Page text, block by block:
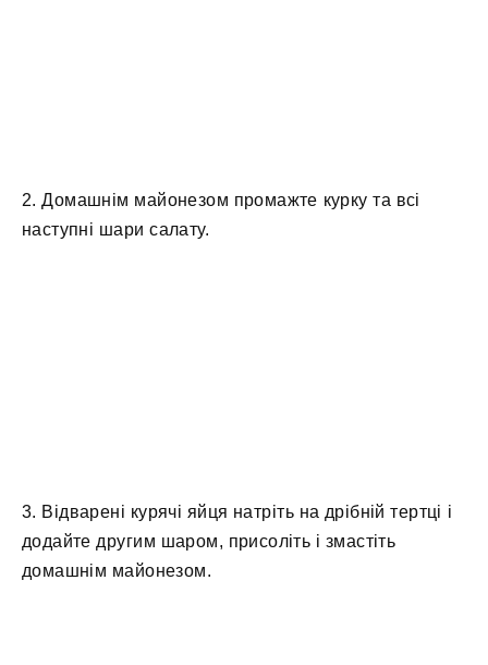
2. Домашнім майонезом промажте курку та всі
наступні шари салату.
3. Відварені курячі яйця натріть на дрібній тертці і
додайте другим шаром, присоліть і змастіть
домашнім майонезом.